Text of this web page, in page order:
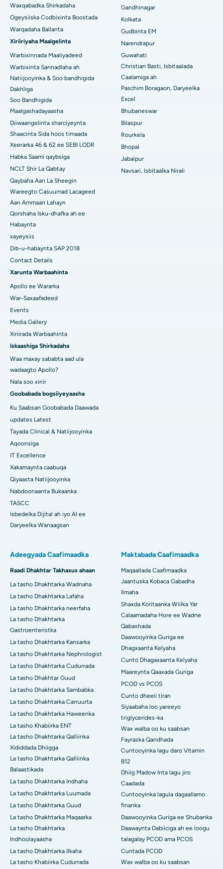
Isbitaalka ugu Fiican ee Arera Colony, Bhopal
Isbitaalka ugu Fiican ee Jayanagar, Bangalore
Isbitaalka ugu Fiican KK Nagar, Madurai
Isbitaalka ugu Fiican Ramji Nagar, Nellore
Isbitaalka ugu Fiican Qeybta-19, Rourkela
Isbitaalka ugu Fiican Swargate, Pune
Isbitaalka Kansarka Haweenka ugu Fiican Koonfurta Delhi
Waxqabadka Shirkadaha
Ogeysiiska Codbixinta Boostada
Warqadaha Ballanta
Xiriiriyaha Maalgelinta
Warbixinnada Maaliyadeed
Warbixinta Sannadlaha ah
Natiijooyinka & Soo bandhigida
Dakhliga
Soo Bandhigida
Maalgashadayaasha
Diiwaangelinta sharciyeynta
Shaacinta Sida hoos timaada
Xeerarka 46 & 62 ee SEBI LODR
Habka Saami qaybsiga
NCLT Shir La Qabtay
Qaybaha Aan La Sheegin
Wareegto Casuumad Lacageed
Aan Ammaan Lahayn
Qorshaha Isku-dhafka ah ee
Habaynta
xayeysiis
Dib-u-habaynta SAP 2018
Contact Details
Xarunta Warbaahinta
Apollo ee Wararka
War-Saxaafadeed
Events
Media Gallery
Xiriirada Warbaahinta
Iskaashiga Shirkadaha
Waa maxay sababta aad ula
wadaagto Apollo?
Nala soo xiriir
Goobabada bogsiiyeyaasha
Ku Saabsan Goobabada Daawada
updates Latest
Tayada Clinical & Natiijooyinka
Aqoonsiga
IT Excellence
Xakamaynta caabuqa
Qiyaasta Natiijooyinka
Nabdoonaanta Bukaanka
TASCC
Isbedelka Dijital ah iyo AI ee
Daryeelka Wanaagsan
Gandhinagar
Kolkata
Gudbinta EM
Narendrapur
Guwahati
Christian Basti, Isbitaalada
Caalamiga ah
Paschim Boragaon, Daryeelka
Excel
Bhubaneswar
Bilaspur
Rourkela
Bhopal
Jabalpur
Navsari, Isbitaalka Nirali
Adeegyada Caafimaadka
Raadi Dhakhtar Takhasus ahaan
La tasho Dhakhtarka Wadnaha
La tasho Dhakhtarka Lafaha
La tasho Dhakhtarka neerfaha
La tasho Dhakhtarka
Gastroenteristka
La tasho Dhakhtarka Kansarka
La tasho Dhakhtarka Nephrologist
La tasho Dhakhtarka Cudurrada
La tasho Dhakhtar Guud
La tasho Dhakhtarka Sambabka
La tasho Dhakhtarka Carruurta
La tasho Dhakhtarka Haweenka
La tasho Khabiirka ENT
La tasho Dhakhtarka Qalliinka
Xididdada Dhiigga
La tasho Dhakhtarka Qalliinka
Balaastikada
La tasho Dhakhtarka Indhaha
La tasho Dhakhtarka Luumada
La tasho Dhakhtarka Guud
La tasho Dhakhtarka Maqaarka
La tasho Dhakhtarka
Indhoolayaasha
La tasho Dhakhtarka Ilkaha
La tasho Khabiirka Cudurrada
Maktabada Caafimaadka
Maqaallada Caafimaadka
Jaantuska Kobaca Gabadha
Ilmaha
Shaxda Koritaanka Wiilka Yar
Calaamadaha Hore ee Wadne
Qabashada
Daawooyinka Guriga ee
Dhagxaanta Kelyaha
Cunto Dhagaxaanta Kelyaha
Maareynta Qaaxada Guriga
PCOD vs PCOS
Cunto dheeli tiran
Siyaabaha loo yareeyo
triglycerides-ka
Wax walba oo ku saabsan
Fayraska Qandhada
Cuntooyinka lagu daro Vitamin
B12
Dhiig Madow Inta lagu jiro
Caadada
Cuntooyinka lagula dagaallamo
finanka
Daawooyinka Guriga ee Shubanka
Daawaynta Dabiiciga ah ee loogu
talagalay PCOD ama PCOS
Cuntada PCOD
Wax walba oo ku saabsan